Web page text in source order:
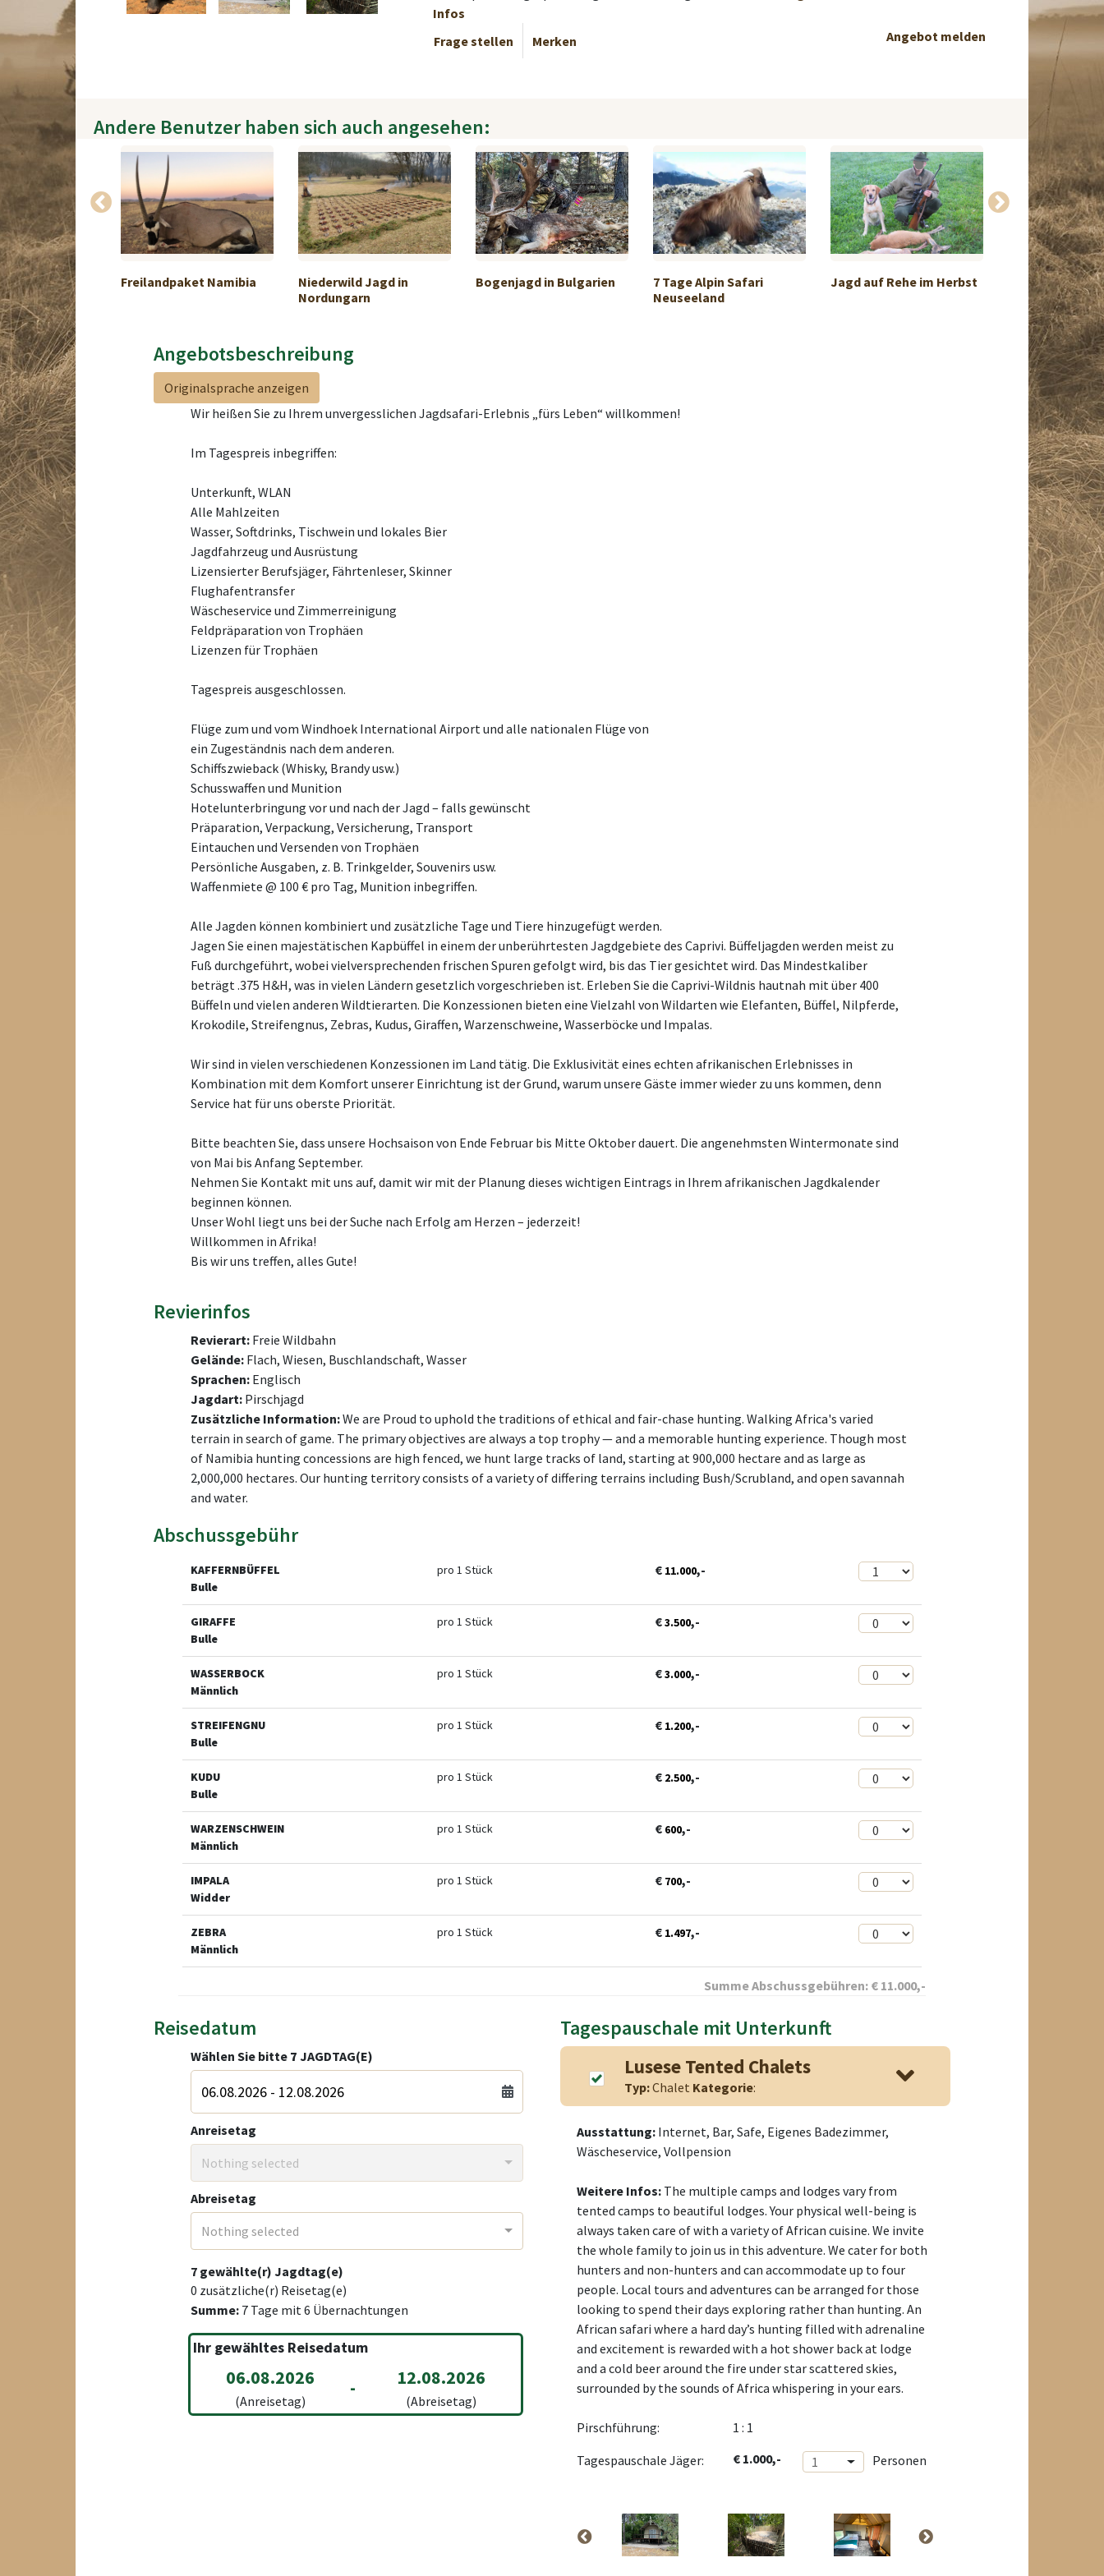
Infos
Frage stellen
Merken Angebot melden
Andere Benutzer haben sich auch angesehen:
Freilandpaket Namibia
Niederwild Jagd in
Nordungarn
Bogenjagd in Bulgarien
7 Tage Alpin Safari
Neuseeland
Jagd auf Rehe im Herbst
Chinesischer
Wasserhirsch
Angebotsbeschreibung
Originalsprache anzeigen
Wir heißen Sie zu Ihrem unvergesslichen Jagdsafari-Erlebnis „fürs Leben“ willkommen!
Im Tagespreis inbegriffen:
Unterkunft, WLAN
Alle Mahlzeiten
Wasser, Softdrinks, Tischwein und lokales Bier
Jagdfahrzeug und Ausrüstung
Lizensierter Berufsjäger, Fährtenleser, Skinner
Flughafentransfer
Wäscheservice und Zimmerreinigung
Feldpräparation von Trophäen
Lizenzen für Trophäen
Tagespreis ausgeschlossen.
Flüge zum und vom Windhoek International Airport und alle nationalen Flüge von
ein Zugeständnis nach dem anderen.
Schiffszwieback (Whisky, Brandy usw.)
Schusswaffen und Munition
Hotelunterbringung vor und nach der Jagd – falls gewünscht
Präparation, Verpackung, Versicherung, Transport
Eintauchen und Versenden von Trophäen
Persönliche Ausgaben, z. B. Trinkgelder, Souvenirs usw.
Waffenmiete @ 100 € pro Tag, Munition inbegriffen.
Alle Jagden können kombiniert und zusätzliche Tage und Tiere hinzugefügt werden.
Jagen Sie einen majestätischen Kapbüffel in einem der unberührtesten Jagdgebiete des Caprivi. Büffeljagden werden meist zu
Fuß durchgeführt, wobei vielversprechenden frischen Spuren gefolgt wird, bis das Tier gesichtet wird. Das Mindestkaliber
beträgt .375 H&H, was in vielen Ländern gesetzlich vorgeschrieben ist. Erleben Sie die Caprivi-Wildnis hautnah mit über 400
Büffeln und vielen anderen Wildtierarten. Die Konzessionen bieten eine Vielzahl von Wildarten wie Elefanten, Büffel, Nilpferde,
Krokodile, Streifengnus, Zebras, Kudus, Giraffen, Warzenschweine, Wasserböcke und Impalas.
Wir sind in vielen verschiedenen Konzessionen im Land tätig. Die Exklusivität eines echten afrikanischen Erlebnisses in
Kombination mit dem Komfort unserer Einrichtung ist der Grund, warum unsere Gäste immer wieder zu uns kommen, denn
Service hat für uns oberste Priorität.
Bitte beachten Sie, dass unsere Hochsaison von Ende Februar bis Mitte Oktober dauert. Die angenehmsten Wintermonate sind
von Mai bis Anfang September.
Nehmen Sie Kontakt mit uns auf, damit wir mit der Planung dieses wichtigen Eintrags in Ihrem afrikanischen Jagdkalender
beginnen können.
Unser Wohl liegt uns bei der Suche nach Erfolg am Herzen – jederzeit!
Willkommen in Afrika!
Bis wir uns treffen, alles Gute!
Revierinfos
Revierart: Freie Wildbahn
Gelände: Flach, Wiesen, Buschlandschaft, Wasser
Sprachen: Englisch
Jagdart: Pirschjagd
Zusätzliche Information:We are Proud to uphold the traditions of ethical and fair-chase hunting. Walking Africa's varied
terrain in search of game. The primary objectives are always a top trophy — and a memorable hunting experience. Though most
of Namibia hunting concessions are high fenced, we hunt large tracks of land, starting at 900,000 hectare and as large as
2,000,000 hectares. Our hunting territory consists of a variety of differing terrains including Bush/Scrubland, and open savannah
and water.
Abschussgebühr
KAFFERNBÜFFEL
Bulle
pro 1 Stück € 11.000,-
GIRAFFE
Bulle
pro 1 Stück €3.500,-
WASSERBOCK
Männlich
pro 1 Stück €3.000,-
STREIFENGNU
Bulle
pro 1 Stück € 1.200,-
KUDU
Bulle
pro 1 Stück € 2.500,-
WARZENSCHWEIN
Männlich
pro 1 Stück € 600,-
IMPALA
Widder
pro 1 Stück € 700,-
ZEBRA
Männlich
pro 1 Stück € 1.497,-
Summe Abschussgebühren: € 11.000,-
Reisedatum
Wählen Sie bitte 7 JAGDTAG(E)
Anreisetag
Nothing selected
Abreisetag
Nothing selected
7 gewählte(r) Jagdtag(e)
0 zusätzliche(r) Reisetag(e)
Summe: 7 Tage mit6 Übernachtungen
Ihr gewähltes Reisedatum
06.08.2026
(Anreisetag)
- 12.08.2026
(Abreisetag)
Tagespauschale mit Unterkunft
Lusese Tented Chalets
Typ:Chalet Kategorie:
Ausstattung: Internet, Bar, Safe, Eigenes Badezimmer,
Wäscheservice, Vollpension
Weitere Infos: The multiple camps and lodges vary from
tented camps to beautiful lodges. Your physical well-being is
always taken care of with a variety of African cuisine. We invite
the whole family to join us in this adventure. We cater for both
hunters and non-hunters and can accommodate up to four
people. Local tours and adventures can be arranged for those
looking to spend their days exploring rather than hunting. An
African safari where a hard day’s hunting filled with adrenaline
and excitement is rewarded with a hot shower back at lodge
and a cold beer around the fire under star scattered skies,
surrounded by the sounds of Africa whispering in your ears.
Pirschführung:
1 : 1
Tagespauschale Jäger:
€ 1.000,- 1 Personen